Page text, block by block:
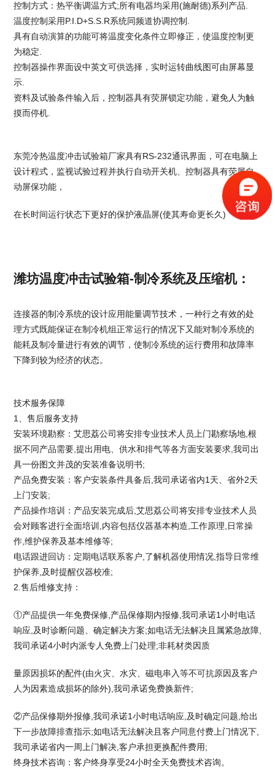
控制方式：热平衡调温方式;所有电器均采用(施耐德)系列产品.
温度控制采用P.I.D+S.S.R系统同频道协调控制.
具有自动演算的功能可将温度变化条件立即修正，使温度控制更
为稳定.
控制器操作界面设中英文可供选择，实时运转曲线图可由屏幕显
示.
资料及试验条件输入后，控制器具有荧屏锁定功能，避免人为触
摸而停机.
东莞冷热温度冲击试验箱厂家具有RS-232通讯界面，可在电脑上
设计程式，监视试验过程并执行自动开关机、控制器具有荧屏自
动屏保功能，
在长时间运行状态下更好的保护液晶屏(使其寿命更长久)
潍坊温度冲击试验箱-制冷系统及压缩机：
连接器的制冷系统的设计应用能量调节技术，一种行之有效的处
理方式既能保证在制冷机组正常运行的情况下又能对制冷系统的
能耗及制冷量进行有效的调节， 使制冷系统的运行费用和故障率
下降到较为经济的状态。
技术服务保障
1、售后服务支持
安装环境勘察：艾思荔公司将安排专业技术人员上门勘察场地,根
据不同产品需要,提出用电、供水和排气等各方面安装要求,我司出
具一份图文并茂的安装准备说明书;
产品免费安装：客户安装条件具备后,我司承诺省内1天、省外2天
上门安装;
产品操作培训：产品安装完成后,艾思荔公司将安排专业技术人员
会对顾客进行全面培训,内容包括仪器基本构造,工作原理,日常操
作,维护保养及基本维修等;
电话跟进回访：定期电话联系客户,了解机器使用情况,指导日常维
护保养,及时提醒仪器校准;
2.售后维修支持：
①产品提供一年免费保修,产品保修期内报修,我司承诺1小时电话
响应,及时诊断问题、确定解决方案;如电话无法解决且属紧急故障,
我司承诺4小时内派专人免费上门处理;非耗材类因质
量原因损坏的配件(由火灾、水灾、磁电串入等不可抗原因及客户
人为因素造成损坏的除外),我司承诺免费换新件;
②产品保修期外报修,我司承诺1小时电话响应,及时确定问题,给出
下一步故障排查指示;如电话无法解决且客户同意付费上门情况下,
我司承诺省内一周上门解决,客户承担更换配件费用;
终身技术咨询：客户终身享受24小时全天免费技术咨询。